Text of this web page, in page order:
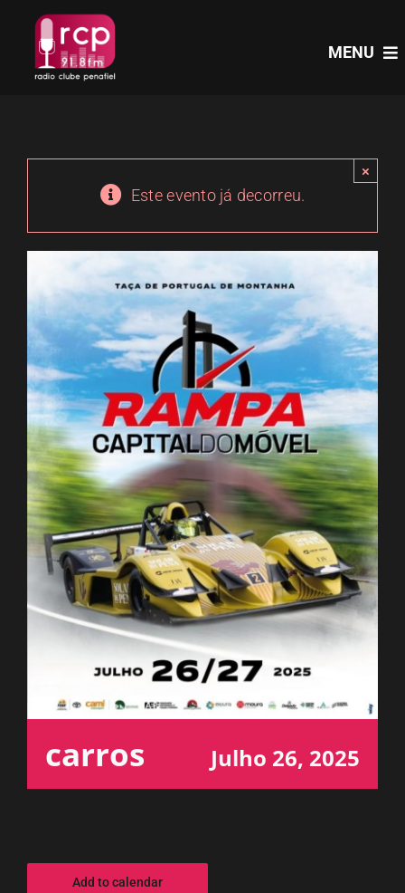
content
MENU
PROGRAMAS
EVENTOS
ESPAÇO OUVINTE
A RCP
CONTACTOS
OUVIR
Este evento já decorreu.
×
carros Julho 26, 2025
Add to calendar